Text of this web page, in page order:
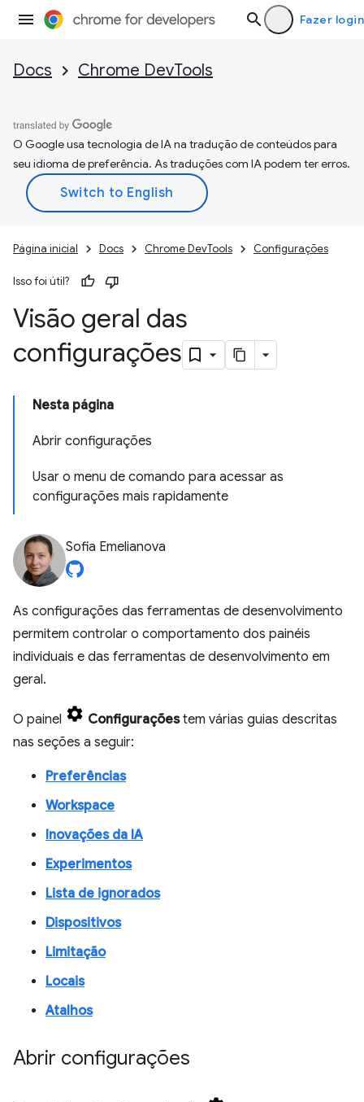
Fazer login
Docs Chrome DevTools
O Google usa tecnologia de IA na tradução de conteúdos para
seu idioma de preferência. As traduções com IA podem ter erros.
Página inicial Docs Chrome DevTools Configurações
Isso foi útil?
Visão geral das
configurações
Nesta página
Abrir configurações
Usar o menu de comando para acessar as
configurações mais rapidamente
Sofia Emelianova
As configurações das ferramentas de desenvolvimento
permitem controlar o comportamento dos painéis
individuais e das ferramentas de desenvolvimento em
geral.
O painel Configuraçõestem várias guias descritas
nas seções a seguir:
Preferências
Workspace
Inovações da IA
Experimentos
Lista de ignorados
Dispositivos
Limitação
Locais
Atalhos
Abrir configurações